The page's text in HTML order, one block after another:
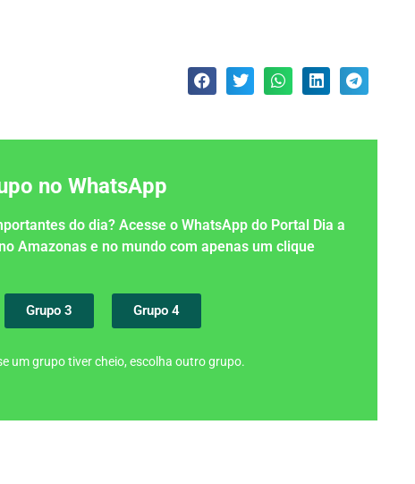
no WhatsApp
do dia? Acesse o WhatsApp do Portal Dia a
Amazonas e no mundo com apenas um clique
Grupo 3 Grupo 4
um grupo tiver cheio, escolha outro grupo.